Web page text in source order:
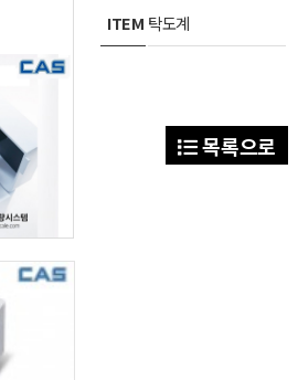
ITEM 탁도계
목록으로